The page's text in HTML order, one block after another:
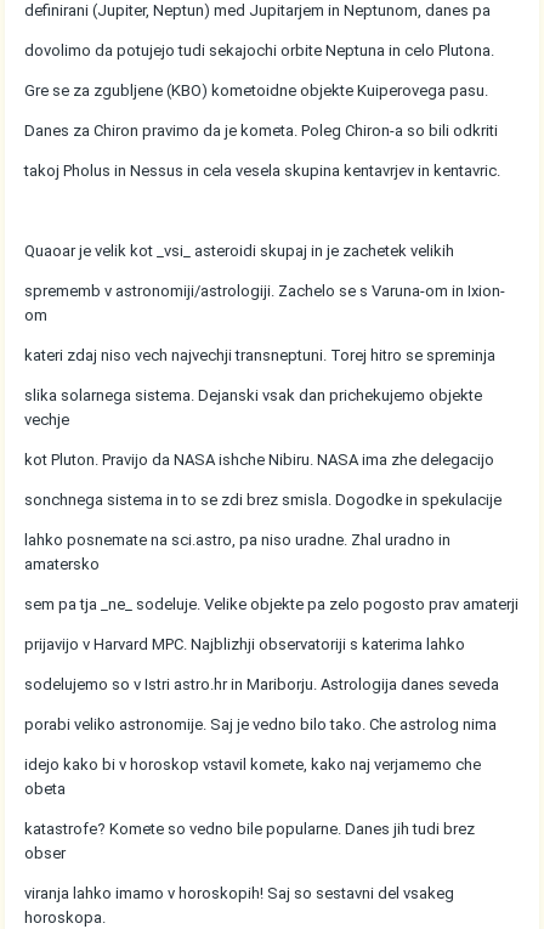
definirani (Jupiter, Neptun) med Jupitarjem in Neptunom, danes pa
dovolimo da potujejo tudi sekajochi orbite Neptuna in celo Plutona.
Gre se za zgubljene (KBO) kometoidne objekte Kuiperovega pasu.
Danes za Chiron pravimo da je kometa. Poleg Chiron-a so bili odkriti
takoj Pholus in Nessus in cela vesela skupina kentavrjev in kentavric.
Quaoar je velik kot _vsi_ asteroidi skupaj in je zachetek velikih
sprememb v astronomiji/astrologiji. Zachelo se s Varuna-om in Ixion-
om
kateri zdaj niso vech najvechji transneptuni. Torej hitro se spreminja
slika solarnega sistema. Dejanski vsak dan prichekujemo objekte
vechje
kot Pluton. Pravijo da NASA ishche Nibiru. NASA ima zhe delegacijo
sonchnega sistema in to se zdi brez smisla. Dogodke in spekulacije
lahko posnemate na sci.astro, pa niso uradne. Zhal uradno in
amatersko
sem pa tja _ne_ sodeluje. Velike objekte pa zelo pogosto prav amaterji
prijavijo v Harvard MPC. Najblizhji observatoriji s katerima lahko
sodelujemo so v Istri astro.hr in Mariborju. Astrologija danes seveda
porabi veliko astronomije. Saj je vedno bilo tako. Che astrolog nima
idejo kako bi v horoskop vstavil komete, kako naj verjamemo che
obeta
katastrofe? Komete so vedno bile popularne. Danes jih tudi brez
obser
viranja lahko imamo v horoskopih! Saj so sestavni del vsakeg
horoskopa.